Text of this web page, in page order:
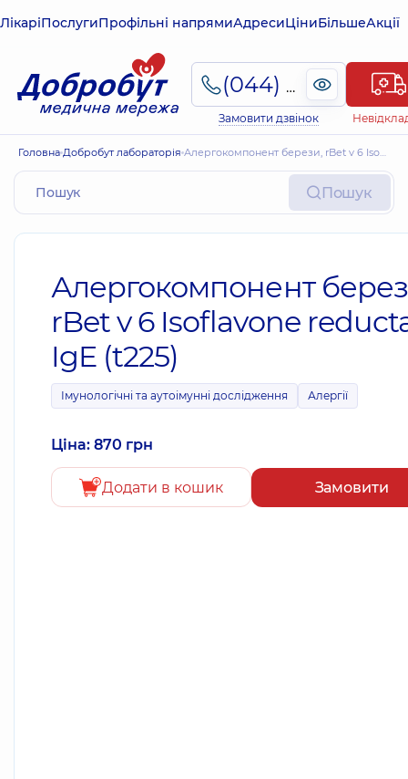
ЛікаріПослугиПрофільні напрямиАдресиЦіниБільшеАкції
(044) 495-2-888
Замовити дзвінок
Головна Добробут лабораторія Алергокомпонент берези, rBet v 6 Isoflavone reductase, IgE (t225)
Пошук
Алергокомпонент
rBet v 6 Isoflavone
IgE (t225)
Імунологічні та аутоімунні дослідження Алергії
Ціна: 870 грн
Додати в кошик Замовити